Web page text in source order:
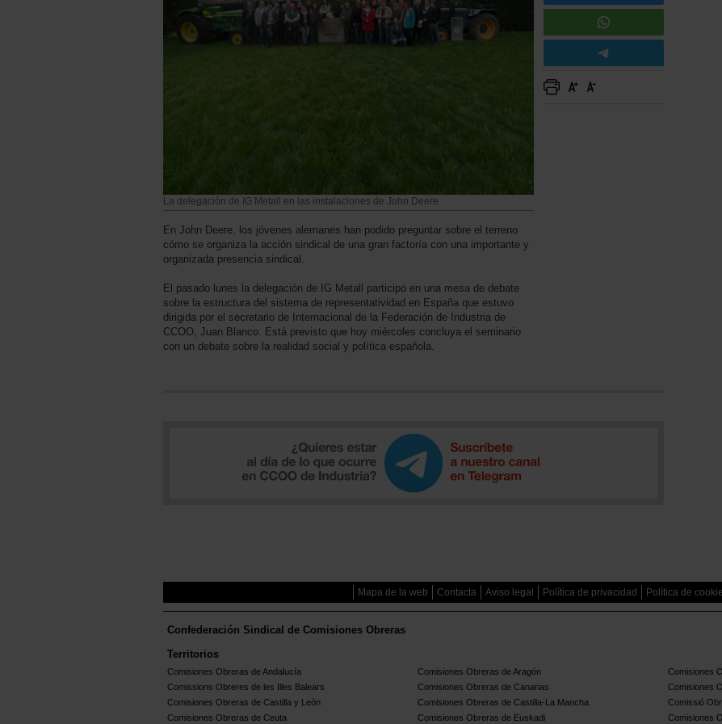
La delegación de IG Metall en las instalaciones de John Deere
En John Deere, los jóvenes alemanes han podido preguntar sobre el terreno
cómo se organiza la acción sindical de una gran factoría con una importante y
organizada presencia sindical.
El pasado lunes la delegación de IG Metall participó en una mesa de debate
sobre la estructura del sistema de representatividad en España que estuvo
dirigida por el secretario de Internacional de la Federación de Industria de
CCOO, Juan Blanco. Está previsto que hoy miércoles concluya el seminario
con un debate sobre la realidad social y política española.
Mapa de la web Contacta Aviso legal Política de privacidad Política de
Confederación Sindical de Comisiones Obreras
Territorios
Comisiones Obreras de Andalucía Comisiones Obreras de Aragón
Comisiones
Comissions Obreres de les Illes Balears
Comisiones Obreras de Canarias
Comisiones
Comisiones Obreras de Castilla y León
Comisiones Obreras de Castilla-La Mancha
Comissió
Comisiones Obreras de Ceuta
Comisiones Obreras de Euskadi Comisiones